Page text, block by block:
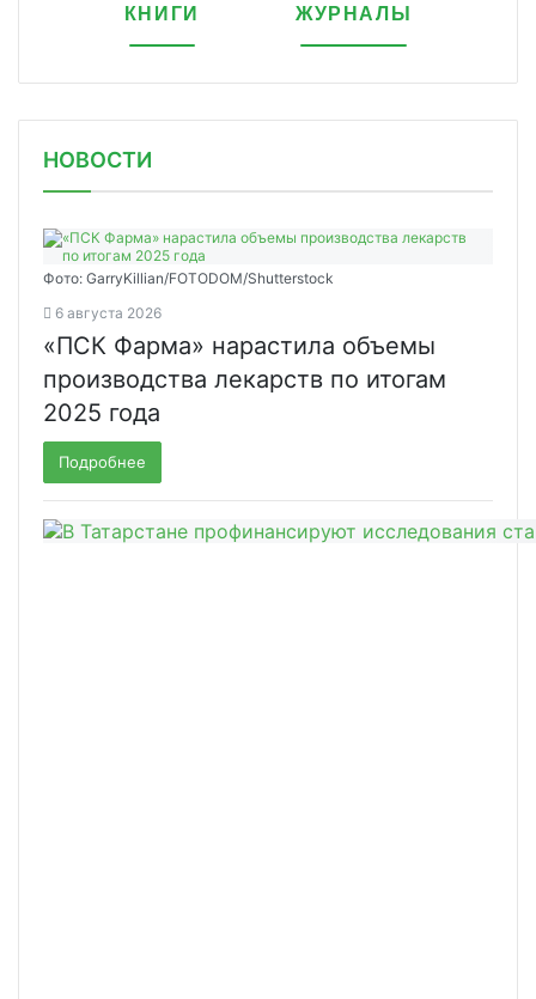
КНИГИ ЖУРНАЛЫ
НОВОСТИ
Фото: GarryKillian/FOTODOM/Shutterstock
6 августа 2026
«ПСК Фарма» нарастила объемы
производства лекарств по итогам
2025 года
Подробнее